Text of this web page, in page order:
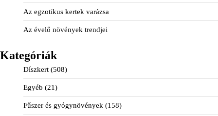
Az egzotikus kertek varázsa
Az évelő növények trendjei
Kategóriák
Díszkert (508)
Egyéb (21)
Fűszer és gyógynövények (158)